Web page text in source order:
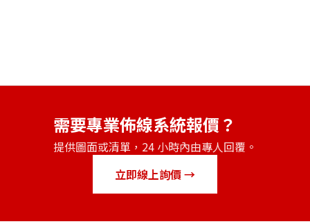
需要專業佈線系統報價？
提供圖面或清單，24 小時內由專人回覆。
立即線上詢價 →